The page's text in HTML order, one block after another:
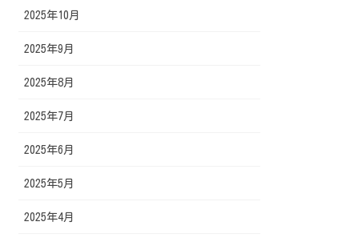
2025年10月
2025年9月
2025年8月
2025年7月
2025年6月
2025年5月
2025年4月